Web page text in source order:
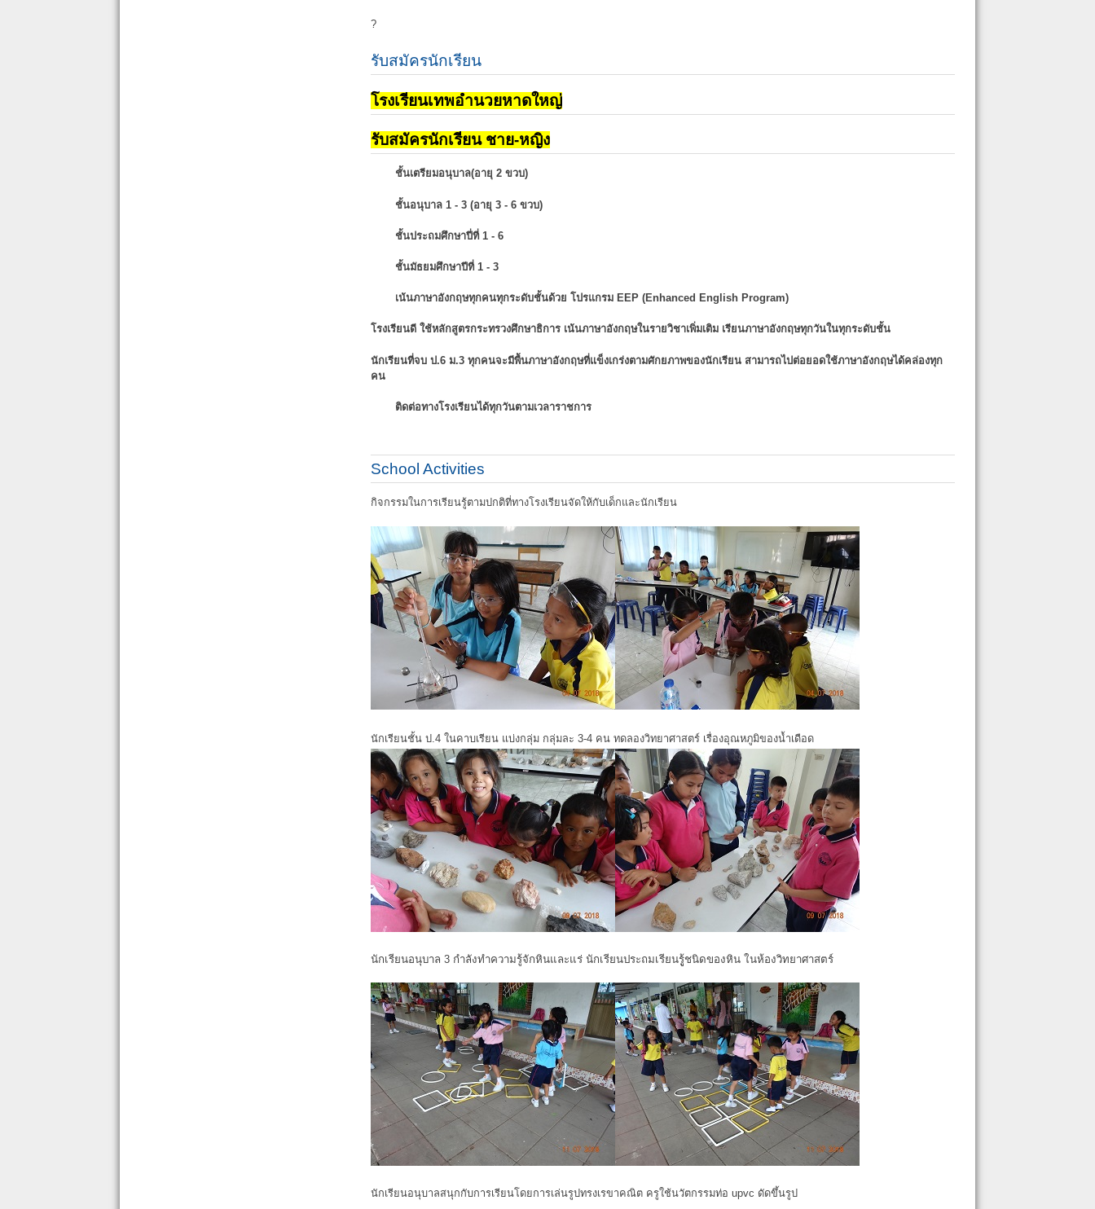
?
รับสมัครนักเรียน
โรงเรียนเทพอำนวยหาดใหญ่
รับสมัครนักเรียน ชาย-หญิง
ชั้นเตรียมอนุบาล(อายุ 2 ขวบ)
ชั้นอนุบาล 1 - 3 (อายุ 3 - 6 ขวบ)
ชั้นประถมศึกษาปี่ที่ 1 - 6
ชั้นมัธยมศึกษาปีที่ 1 - 3
เน้นภาษาอังกฤษทุกคนทุกระดับชั้นด้วย โปรแกรม EEP (Enhanced English Program)
โรงเรียนดี ใช้หลักสูตรกระทรวงศึกษาธิการ เน้นภาษาอังกฤษในรายวิชาเพิ่มเติม เรียนภาษาอังกฤษทุกวันในทุกระดับชั้น
นักเรียนที่จบ ป.6 ม.3 ทุกคนจะมีพื้นภาษาอังกฤษที่แข็งเกร่งตามศักยภาพของนักเรียน สามารถไปต่อยอดใช้ภาษาอังกฤษได้คล่องทุก
คน
ติดต่อทางโรงเรียนได้ทุกวันตามเวลาราชการ
School Activities
กิจกรรมในการเรียนรู้ตามปกติที่ทางโรงเรียนจัดให้กับเด็กและนักเรียน
นักเรียนชั้น ป.4 ในคาบเรียน แบ่งกลุ่ม กลุ่มละ 3-4 คน ทดลองวิทยาศาสตร์ เรื่องอุณหภูมิของน้ำเดือด
นักเรียนอนุบาล 3 กำลังทำความรู้จักหินและแร่ นักเรียนประถมเรียนรูู้ชนิดของหิน ในห้องวิทยาศาสตร์
นักเรียนอนุบาลสนุกกับการเรียนโดยการเล่นรูปทรงเรขาคณิต ครูใช้นวัตกรรมท่อ upvc ดัดขึ้นรูป